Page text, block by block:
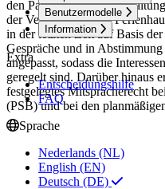
Benutzermodelle
Information
Extra
Entscheidungshilfe
FAQ
Sprache
Nederlands (NL)
English (EN)
Deutsch (DE)
den Parkregeln, der
der Vermietung Ihres
in der letzten Zeit auf Basis
Gespräche und in
angepasst, sodass die
geregelt sind. Darüber hinaus
festgelegtes Mitspracherecht
(PSB) und bei den